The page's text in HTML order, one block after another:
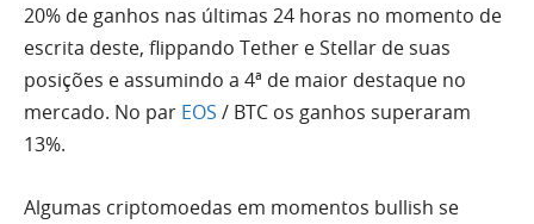
20% de ganhos nas últimas 24 horas no momento de
escrita deste, flippando Tether e Stellar de suas
posições e assumindo a 4ª de maior destaque no
mercado. No par EOS / BTC os ganhos superaram
13%.
Algumas criptomoedas em momentos bullish se